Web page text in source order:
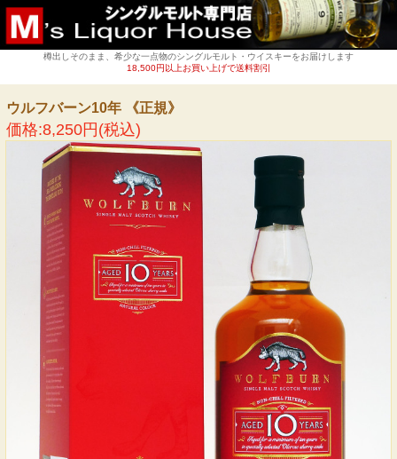
樽出しそのまま、希少な一点物のシングルモルト・ウイスキーをお届けします
18,500円以上お買い上げで送料割引
ウルフバーン10年 《正規》
価格:8,250円(税込)